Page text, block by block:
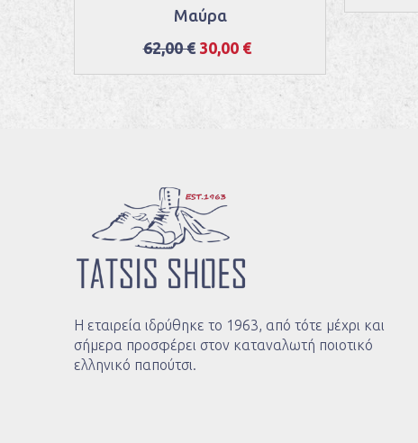
Μαύρα
62,00 € 30,00 €
Η εταιρεία ιδρύθηκε το 1963, από τότε μέχρι και
σήμερα προσφέρει στον καταναλωτή ποιοτικό
ελληνικό παπούτσι.